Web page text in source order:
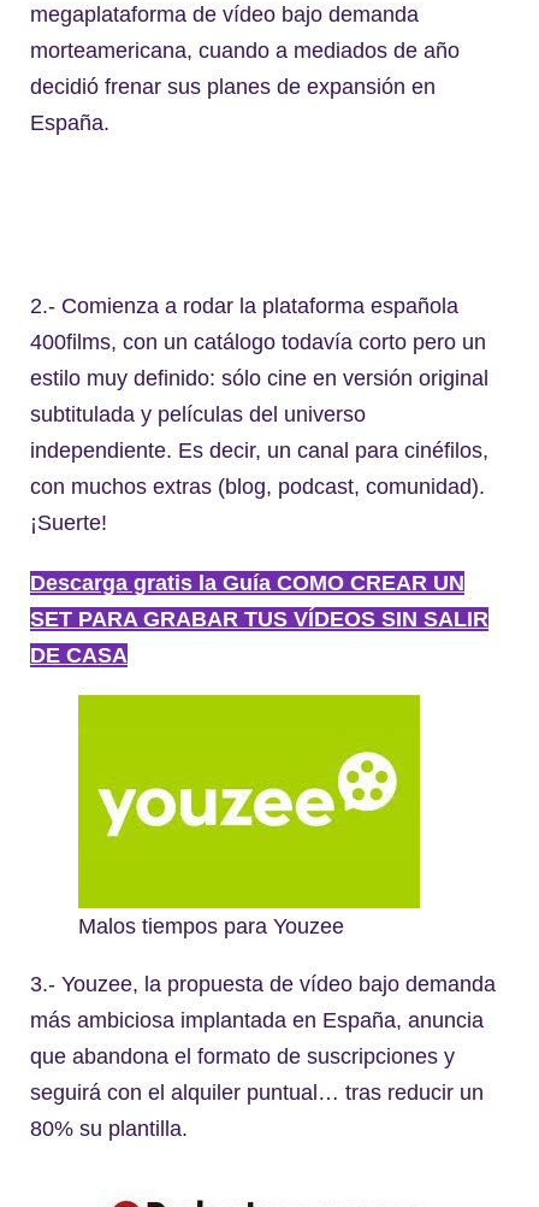
megaplataforma de vídeo bajo demanda
morteamericana, cuando a mediados de año
decidió frenar sus planes de expansión en
España.
2.- Comienza a rodar la plataforma española
400films, con un catálogo todavía corto pero un
estilo muy definido: sólo cine en versión original
subtitulada y películas del universo
independiente. Es decir, un canal para cinéfilos,
con muchos extras (blog, podcast, comunidad).
¡Suerte!
Descarga gratis la Guía COMO CREAR UN
SET PARA GRABAR TUS VÍDEOS SIN SALIR
DE CASA
Malos tiempos para Youzee
3.- Youzee, la propuesta de vídeo bajo demanda
más ambiciosa implantada en España, anuncia
que abandona el formato de suscripciones y
seguirá con el alquiler puntual… tras reducir un
80% su plantilla.